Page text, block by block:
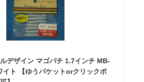
デザイン マゴバチ 1.7インチ MB-
イト 【ゆうパケットorクリックポ